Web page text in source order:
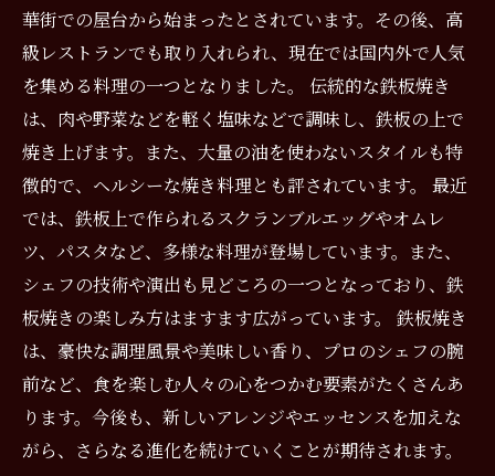
華街での屋台から始まったとされています。その後、高
級レストランでも取り入れられ、現在では国内外で人気
を集める料理の一つとなりました。 伝統的な鉄板焼き
は、肉や野菜などを軽く塩味などで調味し、鉄板の上で
焼き上げます。また、大量の油を使わないスタイルも特
徴的で、ヘルシーな焼き料理とも評されています。 最近
では、鉄板上で作られるスクランブルエッグやオムレ
ツ、パスタなど、多様な料理が登場しています。また、
シェフの技術や演出も見どころの一つとなっており、鉄
板焼きの楽しみ方はますます広がっています。 鉄板焼き
は、豪快な調理風景や美味しい香り、プロのシェフの腕
前など、食を楽しむ人々の心をつかむ要素がたくさんあ
ります。今後も、新しいアレンジやエッセンスを加えな
がら、さらなる進化を続けていくことが期待されます。